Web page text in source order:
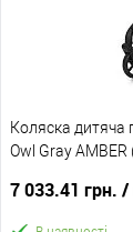
Безкоштовна
Коляска дитяча
Owl Gray
7 033.41 грн. /